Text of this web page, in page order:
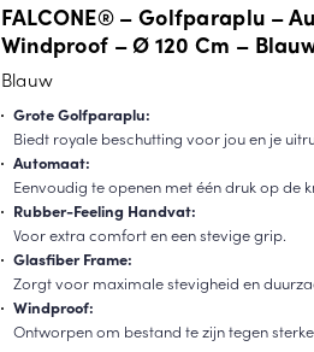
FALCONE® – Golfparaplu –
Windproof – Ø 120 Cm –
Blauw
Grote Golfparaplu:
Biedt royale beschutting voor jou en je
Automaat:
Eenvoudig te openen met één druk op de
Rubber-Feeling Handvat:
Voor extra comfort en een stevige grip.
Glasfiber Frame:
Zorgt voor maximale stevigheid en
Windproof:
Ontworpen om bestand te zijn tegen